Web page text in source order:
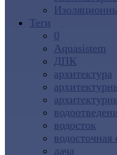
Теги
0
Aquasistem
ДПК
архитектура
водосток
водосточная
дача